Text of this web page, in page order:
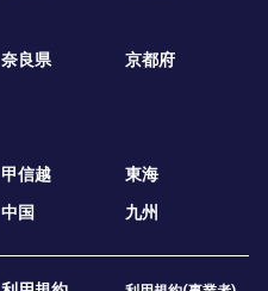
奈良県
京都府
甲信越
東海
中国 九州